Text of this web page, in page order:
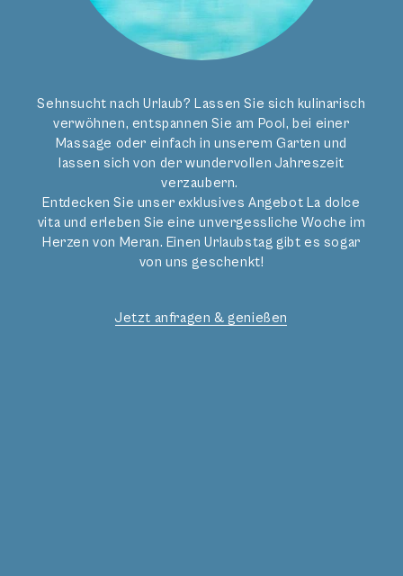
Sehnsucht nach Urlaub? Lassen Sie sich kulinarisch
verwöhnen, entspannen Sie am Pool, bei einer
Massage oder einfach in unserem Garten und
lassen sich von der wundervollen Jahreszeit
verzaubern.
Entdecken Sie unser exklusives Angebot La dolce
vita und erleben Sie eine unvergessliche Woche im
Herzen von Meran. Einen Urlaubstag gibt es sogar
von uns geschenkt!
Jetzt anfragen & genießen